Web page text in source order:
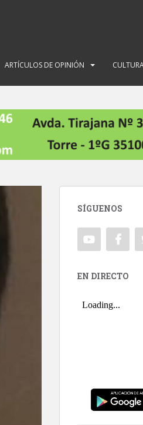
ARTÍCULOS DE OPINIÓN
SÍGUENOS
EN DIRECTO